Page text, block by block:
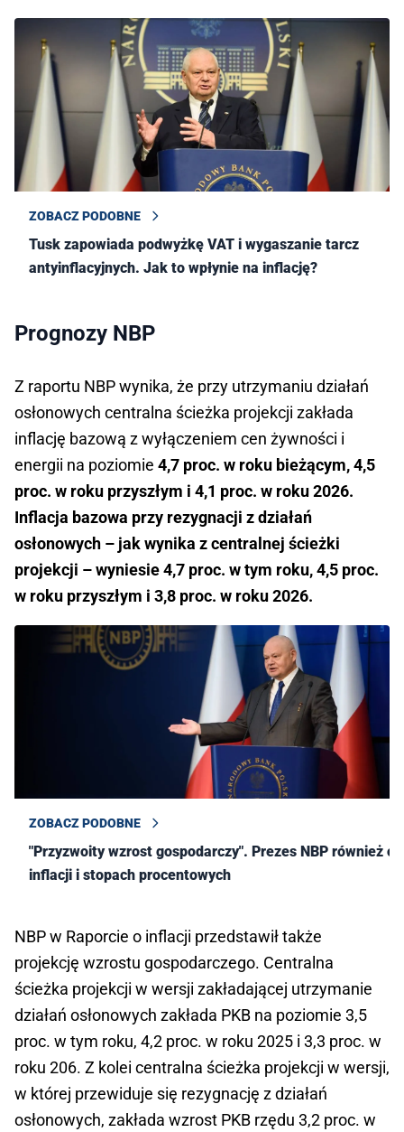
ZOBACZ PODOBNE
Tusk zapowiada podwyżkę VAT i wygaszanie tarcz
antyinflacyjnych. Jak to wpłynie na inflację?
Prognozy NBP
Z raportu NBP wynika, że przy utrzymaniu działań
osłonowych centralna ścieżka projekcji zakłada
inflację bazową z wyłączeniem cen żywności i
energii na poziomie 4,7 proc. w roku bieżącym, 4,5
proc. w roku przyszłym i 4,1 proc. w roku 2026.
Inflacja bazowa przy rezygnacji z działań
osłonowych – jak wynika z centralnej ścieżki
projekcji – wyniesie 4,7 proc. w tym roku, 4,5 proc.
w roku przyszłym i 3,8 proc. w roku 2026.
ZOBACZ PODOBNE
"Przyzwoity wzrost gospodarczy". Prezes NBP również o
inflacji i stopach procentowych
NBP w Raporcie o inflacji przedstawił także
projekcję wzrostu gospodarczego. Centralna
ścieżka projekcji w wersji zakładającej utrzymanie
działań osłonowych zakłada PKB na poziomie 3,5
proc. w tym roku, 4,2 proc. w roku 2025 i 3,3 proc. w
roku 206. Z kolei centralna ścieżka projekcji w wersji,
w której przewiduje się rezygnację z działań
osłonowych, zakłada wzrost PKB rzędu 3,2 proc. w